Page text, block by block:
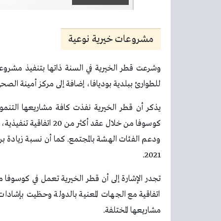
مشروعات خيرية نوعية
وشرعت قطر الخيرية في السنة ذاتها بتنفيذ
للطوارئ ببلدية بوديافا، إضافة إلى مركز أمينة
يذكر أن قطر الخيرية نفذت كافة مشاريعها
كوسوفا من خلال عقد
2021.
اتفاقية مع الجهات المعنية بالدولة وحظيت
مشاريعها المختلفة.